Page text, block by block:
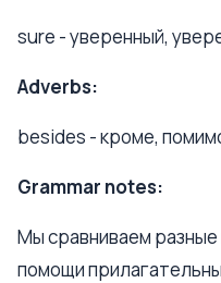
sure - уверенный,
Adverbs:
besides - кроме,
Grammar notes:
Мы сравниваем
помощи